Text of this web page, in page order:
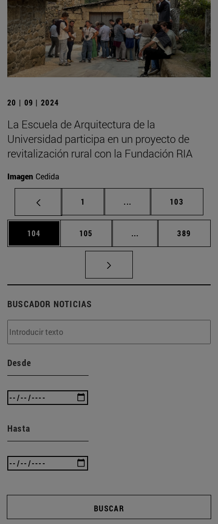
20 | 09 | 2024
La Escuela de Arquitectura de la
Universidad participa en un proyecto de
revitalización rural con la Fundación RIA
Imagen Cedida
Página
1 ... Páginas intermedias
Página
103
Página
104 Página
105 ... Páginas intermedias
Página
389
BUSCADOR NOTICIAS
Desde
Hasta
BUSCAR